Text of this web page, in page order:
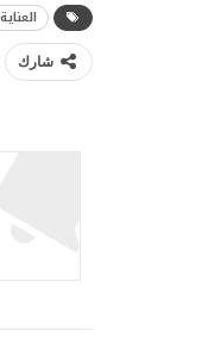
شارك